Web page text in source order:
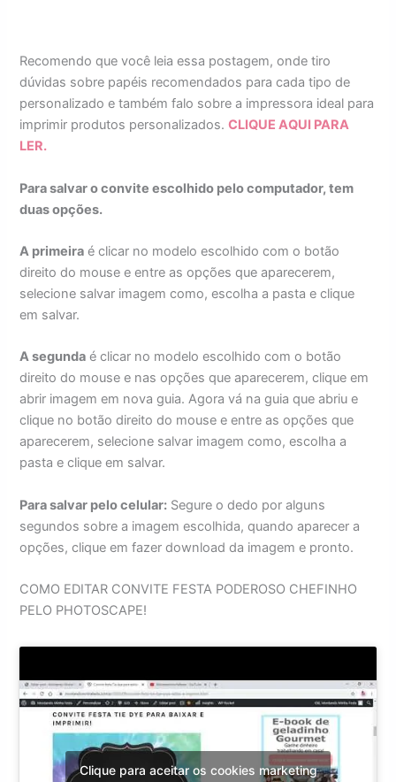
Recomendo que você leia essa postagem, onde tiro
dúvidas sobre papéis recomendados para cada tipo de
personalizado e também falo sobre a impressora ideal para
imprimir produtos personalizados.CLIQUE AQUI PARA
LER.
Para salvar o convite escolhido pelo computador, tem
duas opções.
A primeira é clicar no modelo escolhido com o botão
direito do mouse e entre as opções que aparecerem,
selecione salvar imagem como, escolha a pasta e clique
em salvar.
A segunda é clicar no modelo escolhido com o botão
direito do mouse e nas opções que aparecerem, clique em
abrir imagem em nova guia. Agora vá na guia que abriu e
clique no botão direito do mouse e entre as opções que
aparecerem, selecione salvar imagem como, escolha a
pasta e clique em salvar.
Para salvar pelo celular: Segure o dedo por alguns
segundos sobre a imagem escolhida, quando aparecer a
opções, clique em fazer download da imagem e pronto.
COMO EDITAR CONVITE FESTA PODEROSO CHEFINHO
PELO PHOTOSCAPE!
Clique para aceitar os cookies marketing